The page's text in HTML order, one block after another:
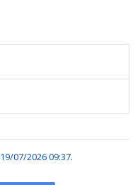
19/07/2026 09:37.